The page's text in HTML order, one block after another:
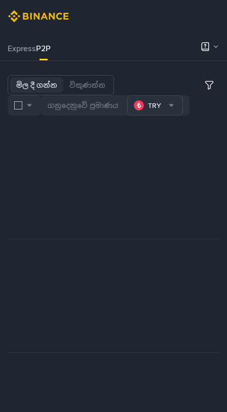
ExpressP2P
මිල දී ගන්න විකුණන්න
TRY